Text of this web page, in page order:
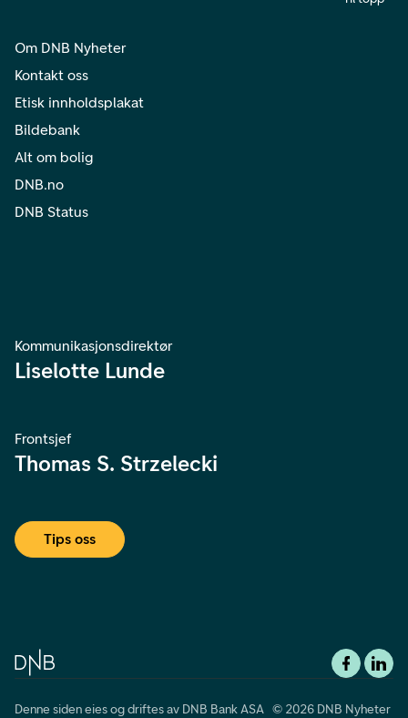
Om DNB Nyheter
Kontakt oss
Etisk innholdsplakat
Bildebank
Alt om bolig
DNB.no
DNB Status
Kommunikasjonsdirektør
Liselotte Lunde
Frontsjef
Thomas S. Strzelecki
Tips oss
Denne siden eies og driftes av DNB Bank ASA © 2026 DNB Nyheter